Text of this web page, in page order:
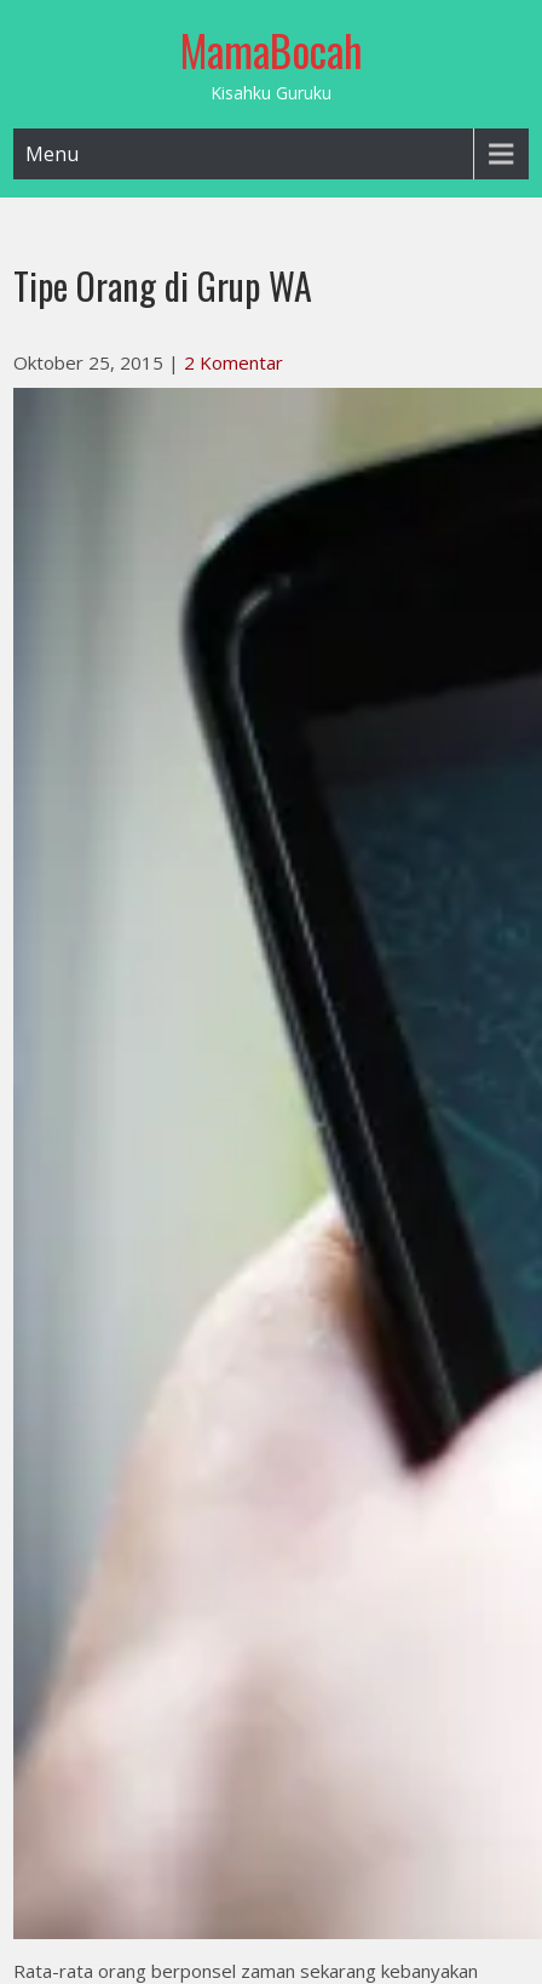
MamaBocah
Kisahku Guruku
Menu
Tipe Orang di Grup WA
Oktober 25, 2015 | 2 Komentar
Rata-rata orang berponsel zaman sekarang kebanyakan